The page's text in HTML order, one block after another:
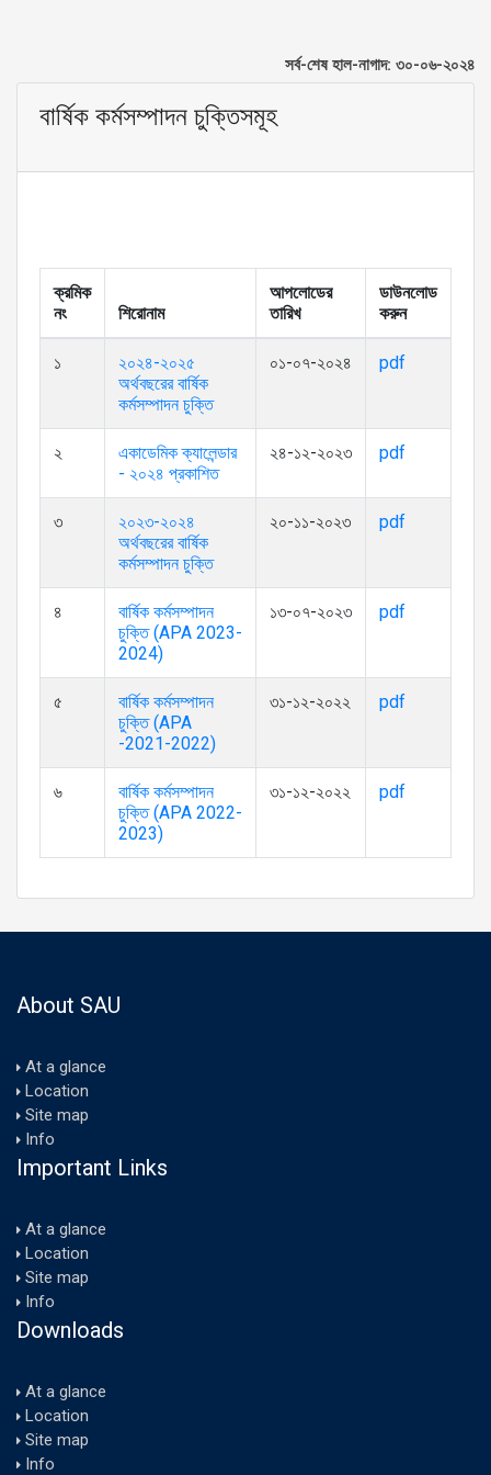
সর্ব-শেষ হাল-নাগাদ: ৩০-০৬-২০২৪
বার্ষিক কর্মসম্পাদন চুক্তিসমূহ
ক্রমিক
নং
শিরোনাম
আপলোডের
তারিখ
ডাউনলোড
করুন
১
২০২৪-২০২৫
অর্থবছরের বার্ষিক
কর্মসম্পাদন চুক্তি
০১-০৭-২০২৪ pdf
২
একাডেমিক ক্যালেন্ডার
- ২০২৪ প্রকাশিত
২৪-১২-২০২৩ pdf
৩
২০২৩-২০২৪
অর্থবছরের বার্ষিক
কর্মসম্পাদন চুক্তি
২০-১১-২০২৩ pdf
৪
বার্ষিক কর্মসম্পাদন
চুক্তি (APA 2023-
2024)
১৩-০৭-২০২৩ pdf
৫
বার্ষিক কর্মসম্পাদন
চুক্তি (APA
-2021-2022)
৩১-১২-২০২২ pdf
৬
বার্ষিক কর্মসম্পাদন
চুক্তি (APA 2022-
2023)
৩১-১২-২০২২ pdf
About SAU
At a glance
Location
Site map
Info
Important Links
At a glance
Location
Site map
Info
Downloads
At a glance
Location
Site map
Info